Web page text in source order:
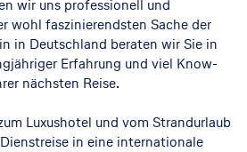
wir uns professionell und
wohl faszinierendsten Sache der
in Deutschland beraten wir Sie in
Erfahrung und viel Know-
nächsten Reise.
Luxushotel und vom Strandurlaub
in eine internationale